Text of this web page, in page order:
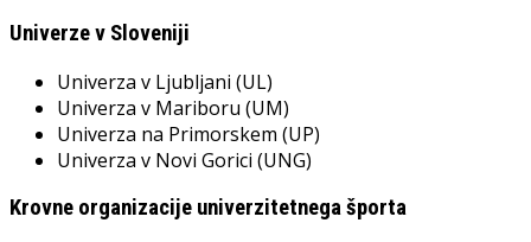
Univerze v Sloveniji
Univerza v Ljubljani (UL)
Univerza v Mariboru (UM)
Univerza na Primorskem (UP)
Univerza v Novi Gorici (UNG)
Krovne organizacije univerzitetnega športa